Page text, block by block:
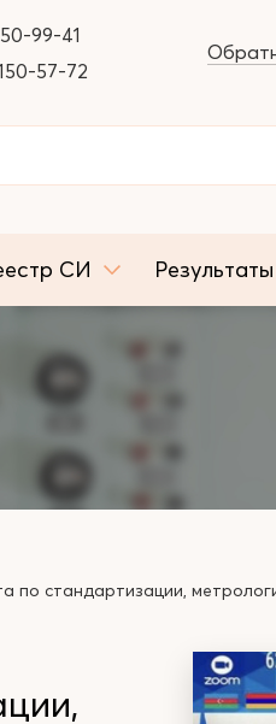
99-41
57-72
СИ
по стандартизации,